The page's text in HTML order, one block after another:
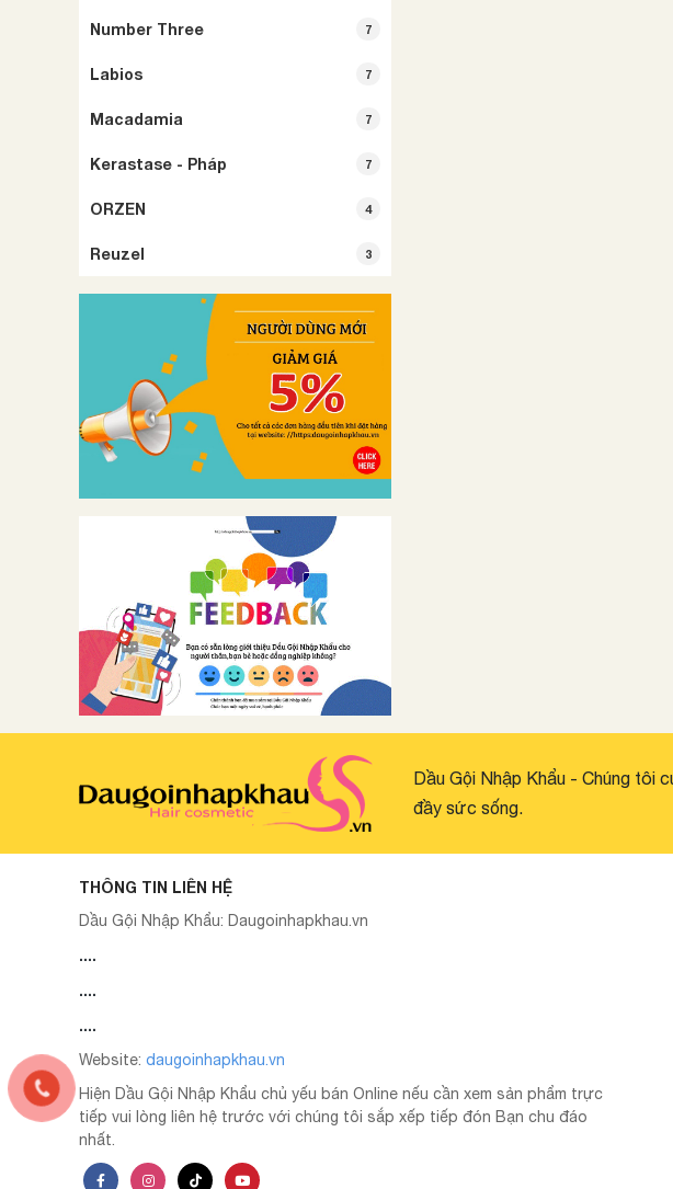
Number Three 7
Labios 7
Macadamia 7
Kerastase - Pháp 7
ORZEN 4
Reuzel 3
Dầu Gội Nhập Khẩu - Chúng tôi
đầy sức sống.
THÔNG TIN LIÊN HỆ
Dầu Gội Nhập Khẩu: Daugoinhapkhau.vn
....
....
....
Website: daugoinhapkhau.vn
Hiện Dầu Gội Nhập Khẩu chủ yếu bán Online nếu cần xem sản phẩm trực
tiếp vui lòng liên hệ trước với chúng tôi sắp xếp tiếp đón Bạn chu đáo
nhất.